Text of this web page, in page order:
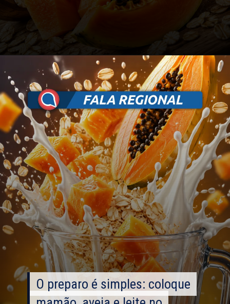
O preparo é simples: coloque
O preparo é simples: coloque